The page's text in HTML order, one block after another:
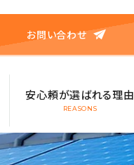
お問い合わせ
安心頼が選ばれる理由
REASONS